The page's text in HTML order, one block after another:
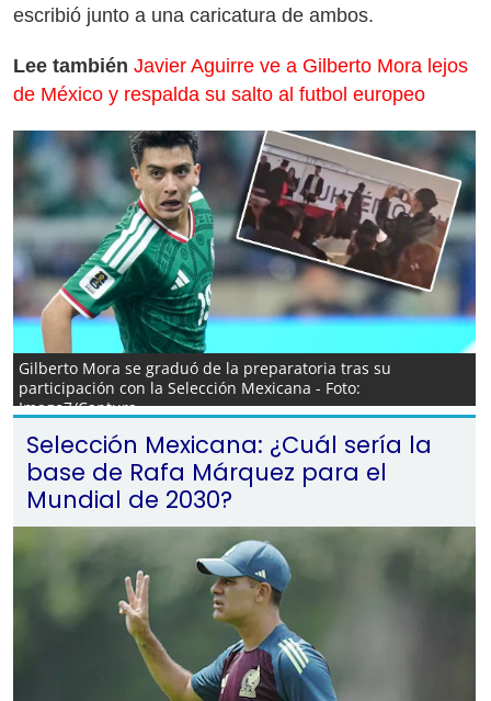
escribió junto a una caricatura de ambos.
Lee también Javier Aguirre ve a Gilberto Mora lejos
de México y respalda su salto al futbol europeo
Gilberto Mora se graduó de la preparatoria tras su
participación con la Selección Mexicana - Foto:
Imago7/Captura
Selección Mexicana: ¿Cuál sería la
base de Rafa Márquez para el
Mundial de 2030?